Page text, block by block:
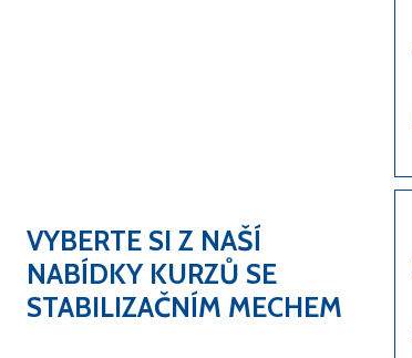
VYBERTE SI Z NAŠÍ
NABÍDKY KURZŮ SE
STABILIZAČNÍM MECHEM